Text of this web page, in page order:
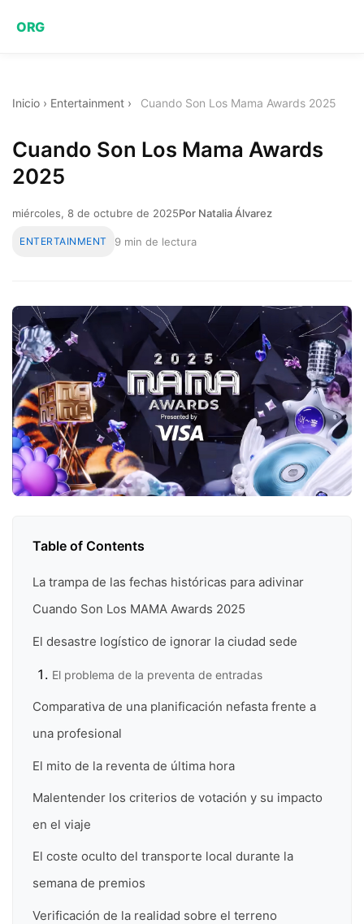
ORG
Inicio › Entertainment › Cuando Son Los Mama Awards 2025
Cuando Son Los Mama Awards
2025
miércoles, 8 de octubre de 2025Por Natalia Álvarez
ENTERTAINMENT 9 min de lectura
Table of Contents
La trampa de las fechas históricas para adivinar
Cuando Son Los MAMA Awards 2025
El desastre logístico de ignorar la ciudad sede
El problema de la preventa de entradas
Comparativa de una planificación nefasta frente a
una profesional
El mito de la reventa de última hora
Malentender los criterios de votación y su impacto
en el viaje
El coste oculto del transporte local durante la
semana de premios
Verificación de la realidad sobre el terreno